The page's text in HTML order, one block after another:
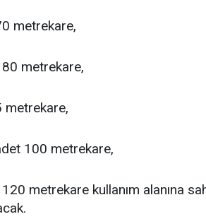
metrekare,
metrekare,
metrekare,
100 metrekare,
metrekare kullanım alanına